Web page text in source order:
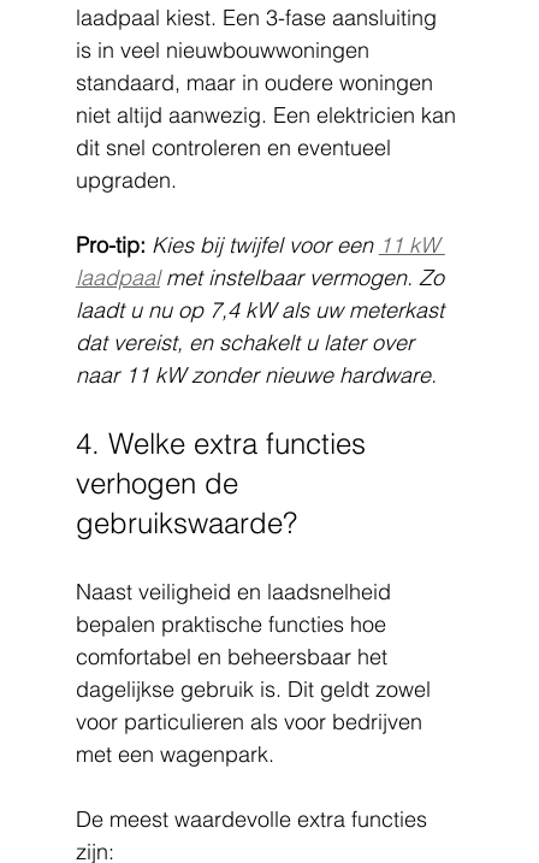
laadpaal kiest. Een 3-fase aansluiting
is in veel nieuwbouwwoningen
standaard, maar in oudere woningen
niet altijd aanwezig. Een elektricien kan
dit snel controleren en eventueel
upgraden.
Pro-tip: Kies bij twijfel voor een 11 kW
laadpaal met instelbaar vermogen. Zo
laadt u nu op 7,4 kW als uw meterkast
dat vereist, en schakelt u later over
naar 11 kW zonder nieuwe hardware.
4. Welke extra functies
verhogen de
gebruikswaarde?
Naast veiligheid en laadsnelheid
bepalen praktische functies hoe
comfortabel en beheersbaar het
dagelijkse gebruik is. Dit geldt zowel
voor particulieren als voor bedrijven
met een wagenpark.
De meest waardevolle extra functies
zijn: